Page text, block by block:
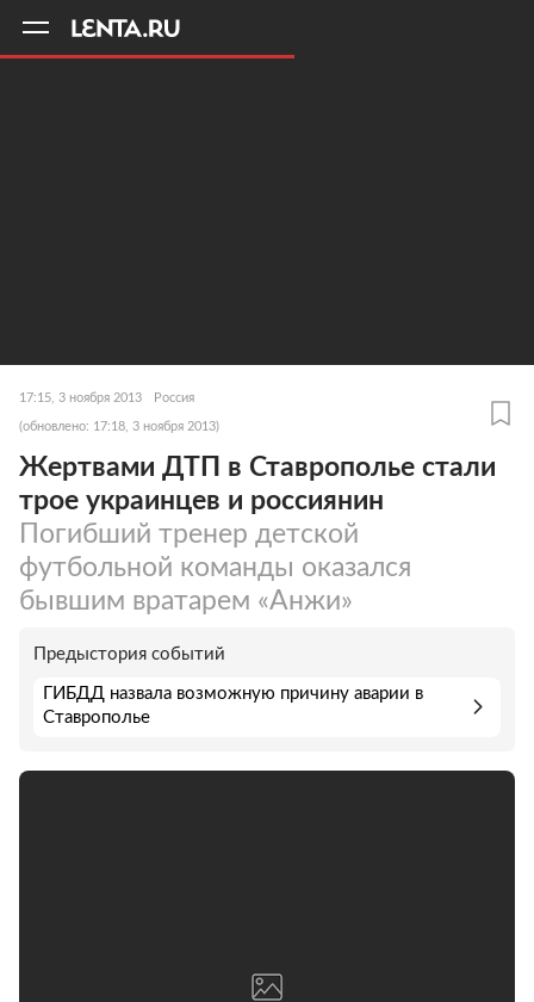
17:15, 3 ноября 2013 Россия
(обновлено: 17:18, 3 ноября 2013)
Жертвами ДТП в Ставрополье стали
трое украинцев и россиянин
Погибший тренер детской
футбольной команды оказался
бывшим вратарем «Анжи»
Предыстория событий
ГИБДД назвала возможную причину аварии в
Ставрополье